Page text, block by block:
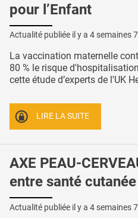
pour l’Enfant
Actualité publiée il y a 4 semaines
La vaccination maternelle
80 % le risque
cette étude d’experts de l'UK
LIRE LA SUITE
AXE PEAU-
entre santé
Actualité publiée il y a 4 semaines